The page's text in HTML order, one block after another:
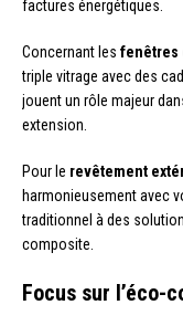
factures énergétiques.
Concernant les fenêtres
triple vitrage avec des
jouent un rôle majeur
extension.
Pour le revêtement
harmonieusement avec
traditionnel à des
composite.
Focus sur l’éco-